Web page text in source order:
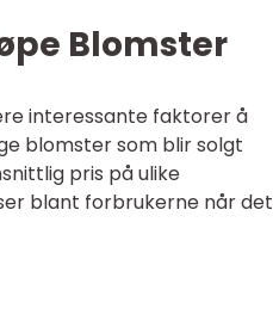
Blomster
interessante faktorer å
blomster som blir solgt
pris på ulike
blant forbrukerne når det